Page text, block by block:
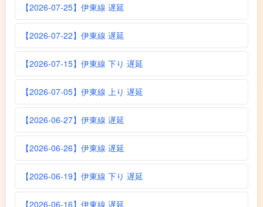
【2026-07-25】伊東線 遅延
【2026-07-22】伊東線 遅延
【2026-07-15】伊東線 下り 遅延
【2026-07-05】伊東線 上り 遅延
【2026-06-27】伊東線 遅延
【2026-06-26】伊東線 遅延
【2026-06-19】伊東線 下り 遅延
【2026-06-16】伊東線 遅延